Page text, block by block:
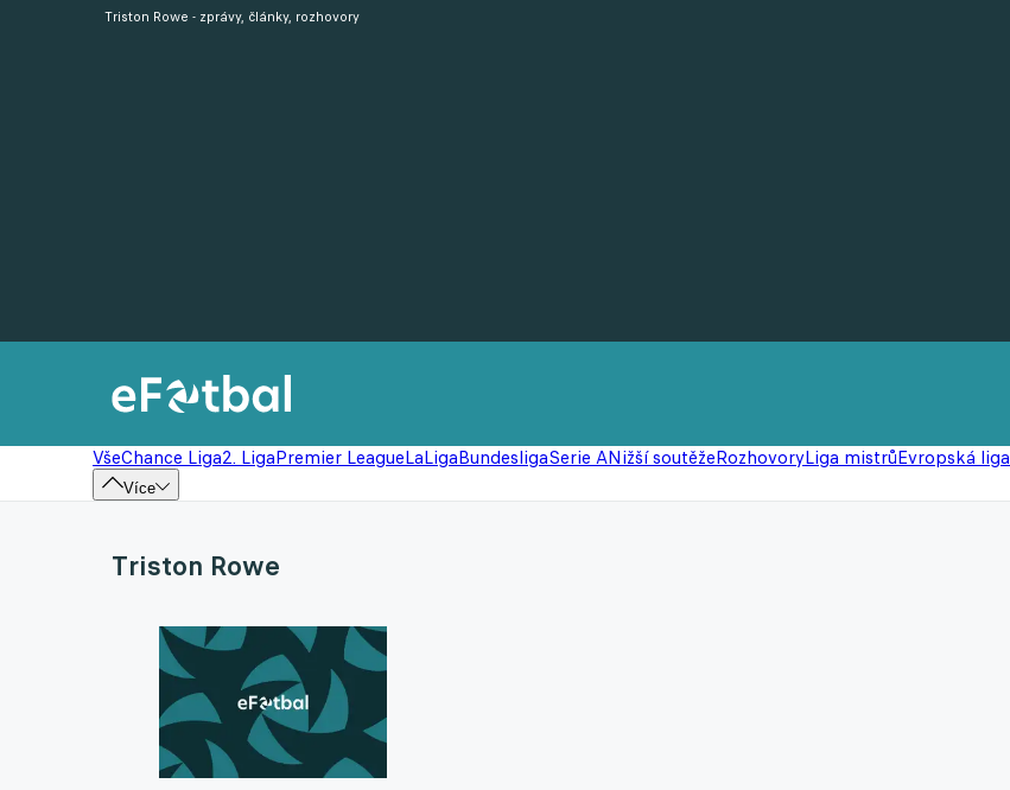
VšeChance Liga2. LigaPremier LeagueLaLigaBundesligaSerie ANižší soutěžeRozhovoryLiga mistrůEvropská liga
Více
Triston Rowe - zprávy, články, rozhovory
Triston Rowe